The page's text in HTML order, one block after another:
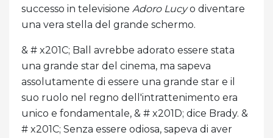
successo in televisione Adoro Lucyo diventare
una vera stella del grande schermo.
& # x201C; Ball avrebbe adorato essere stata
una grande star del cinema, ma sapeva
assolutamente di essere una grande star e il
suo ruolo nel regno dell'intrattenimento era
unico e fondamentale, & # x201D; dice Brady. &
# x201C; Senza essere odiosa, sapeva di aver